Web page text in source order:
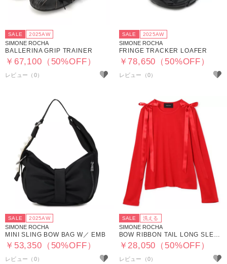
SALE 2025AW
SIMONE ROCHA
BALLERINA GRIP TRAINER
￥67,100（50%OFF）
SALE 2025AW
SIMONE ROCHA
FRINGE TRACKER LOAFER
￥78,650（50%OFF）
SALE 2025AW
SIMONE ROCHA
MINI SLING BOW BAG W／ EMB
￥53,350（50%OFF）
SALE 洗える
SIMONE ROCHA
BOW RIBBON TAIL LONG SLEEVE T－SHIRT
￥28,050（50%OFF）